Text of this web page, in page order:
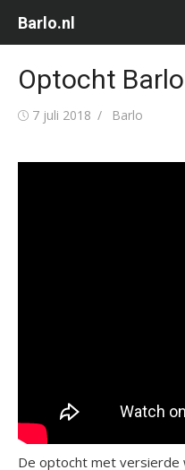
naar
inhoud
Barlo.nl
Optocht
Gepubliceerd
7 juli 2018 Auteur
Barlo
De optocht met versierde